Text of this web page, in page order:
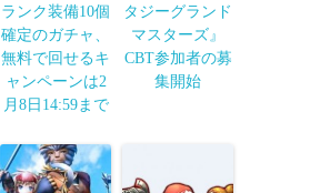
ランク装備10個
確定のガチャ、
無料で回せるキ
ャンペーンは2
月8日14:59まで
タジーグランド
マスターズ』
CBT参加者の募
集開始